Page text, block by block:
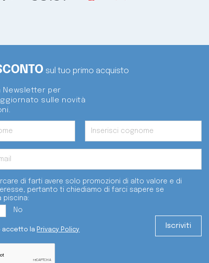
sul tuo primo acquisto
Newsletter per
sulle novità
di farti avere solo promozioni di alto valore e di
pertanto ti chiediamo di farci sapere se
piscina:
No
accetto la Privacy Policy